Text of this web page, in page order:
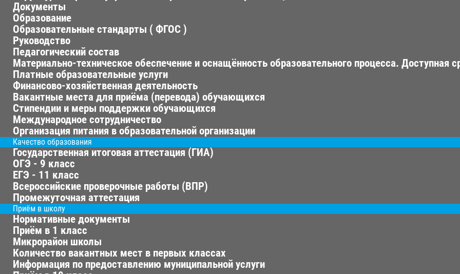
Документы
Образование
Образовательные стандарты ( ФГОС )
Руководство
Педагогический состав
Материально-техническое обеспечение и оснащённость образовательного процесса. Доступная
Платные образовательные услуги
Финансово-хозяйственная деятельность
Вакантные места для приёма (перевода) обучающихся
Стипендии и меры поддержки обучающихся
Международное сотрудничество
Организация питания в образовательной организации
Качество образования
Государственная итоговая аттестация (ГИА)
ОГЭ - 9 класс
ЕГЭ - 11 класс
Всероссийские проверочные работы (ВПР)
Промежуточная аттестация
Приём в школу
Нормативные документы
Приём в 1 класс
Микрорайон школы
Количество вакантных мест в первых классах
Информация по предоставлению муниципальной услуги